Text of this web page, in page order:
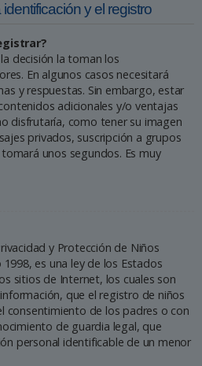
y el registro
decisión la toman los
En algunos casos necesitará
y respuestas. Sin embargo, estar
adicionales y/o ventajas
disfrutaría, como tener su imagen
privados, suscripción a grupos
unos segundos. Es muy
y Protección de Niños
es una ley de los Estados
sitios de Internet, los cuales son
que el registro de niños
consentimiento de los padres o con
de guardia legal, que
personal identificable de un menor